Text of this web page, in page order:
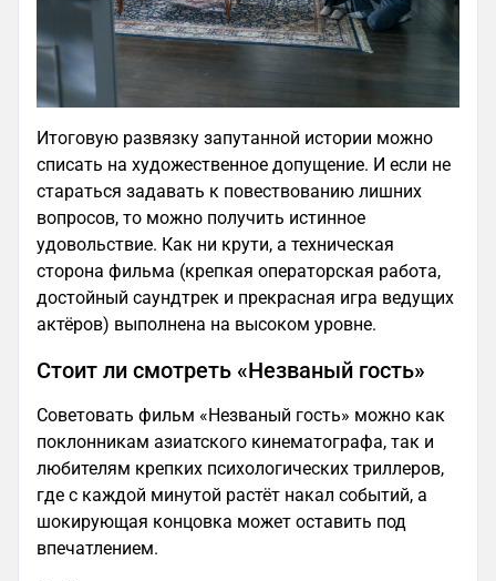
Итоговую развязку запутанной истории можно
списать на художественное допущение. И если не
стараться задавать к повествованию лишних
вопросов, то можно получить истинное
удовольствие. Как ни крути, а техническая
сторона фильма (крепкая операторская работа,
достойный саундтрек и прекрасная игра ведущих
актёров) выполнена на высоком уровне.
Стоит ли смотреть «Незваный гость»
Советовать фильм «Незваный гость» можно как
поклонникам азиатского кинематографа, так и
любителям крепких психологических триллеров,
где с каждой минутой растёт накал событий, а
шокирующая концовка может оставить под
впечатлением.